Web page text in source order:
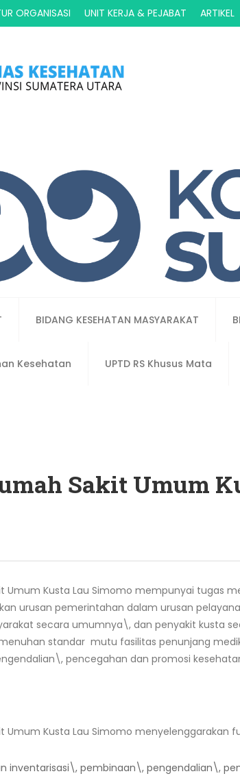
ORGANISASI UNIT KERJA & PEJABAT ARTIKEL
BIDANG KESEHATAN MASYARAKAT
Kesehatan UPTD RS Khusus Mata
Sakit Umum
Umum Kusta Lau Simomo mempunyai tugas
urusan pemerintahan dalam urusan
secara umumnya\, dan penyakit kusta
standar mutu fasilitas penunjang
pencegahan dan promosi
Umum Kusta Lau Simomo menyelenggarakan
inventarisasi\, pembinaan\, pengendalian\,